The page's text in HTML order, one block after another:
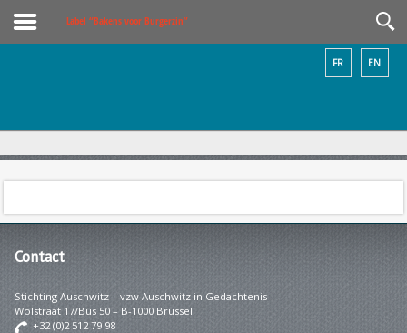
Label “Bakens voor Burgerzin”
EN
FR
Contact
Stichting Auschwitz – vzw Auschwitz in Gedachtenis
Wolstraat 17/Bus 50 – B-1000 Brussel
+32 (0)2 512 79 98